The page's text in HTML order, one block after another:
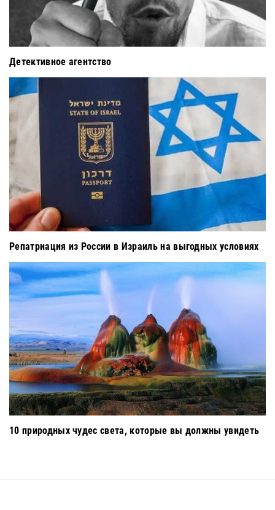
Детективное агентство
Репатриация из России в Израиль на выгодных условиях
10 природных чудес света, которые вы должны увидеть